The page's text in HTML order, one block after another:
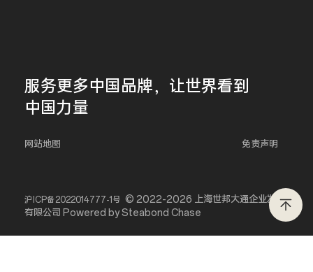
服务更多中国品牌， 让世界看到
中国力量
网站地图 免责声明
沪ICP备2022014777-1号 © 2022-2026 上海世邦大通企业发展
有限公司 Powered by Steabond Chase